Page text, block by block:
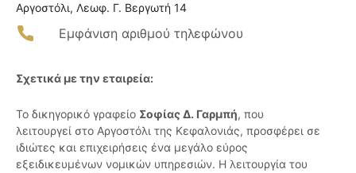
Αργοστόλι, Λεωφ. Γ. Βεργωτή 14
Εμφάνιση αριθμού τηλεφώνου
Σχετικά με την εταιρεία:
Το δικηγορικό γραφείο Σοφίας Δ. Γαρμπή, που
λειτουργεί στο Αργοστόλι της Κεφαλονιάς, προσφέρει σε
ιδιώτες και επιχειρήσεις ένα μεγάλο εύρος
εξειδικευμένων νομικών υπηρεσιών. Η λειτουργία του